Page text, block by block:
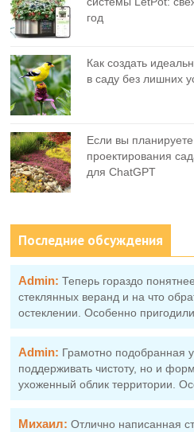
год
Как создать
в саду без лишних
Если вы
проектирования
для ChatGPT
Последние обсуждения
Admin: Теперь гораздо
стеклянных веранд и на что
остеклении. Особенно
Admin: Грамотно подобранная
поддерживать чистоту, но и
ухоженный облик территории.
Михаил: Отлично написанная